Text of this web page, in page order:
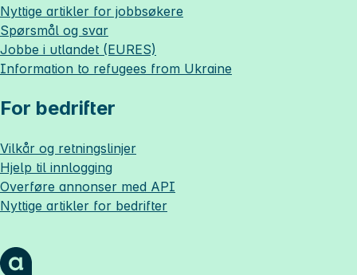
Nyttige artikler for jobbsøkere
Spørsmål og svar
Jobbe i utlandet (EURES)
Information to refugees from Ukraine
For bedrifter
Vilkår og retningslinjer
Hjelp til innlogging
Overføre annonser med API
Nyttige artikler for bedrifter